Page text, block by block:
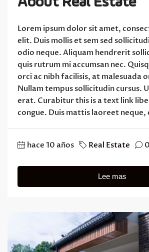
Lorem ipsum dolor sit amet,
elit. Duis mollis et sem sed
odio neque. Aliquam hendrerit
quis rutrum mi accumsan nec.
orci ac nibh facilisis, at malesuada
Nullam tempus sollicitudin cursus.
erat. Curabitur this is a text link
congue. Duis mattis laoreet neque,
hace 10 años Real Estate 0
Lee mas